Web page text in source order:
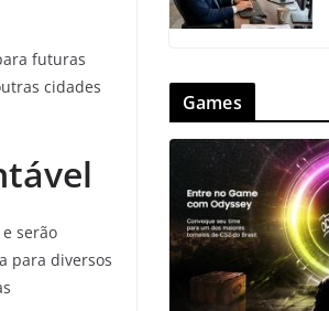
futuras
cidades
serão
para diversos
Games